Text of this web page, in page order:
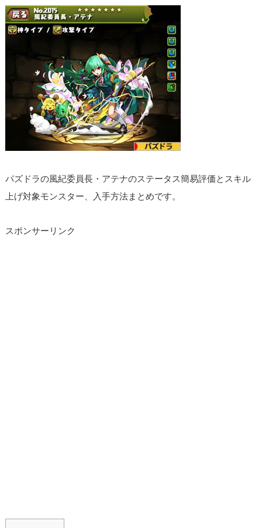
パズドラの風紀委員長・アテナのステータス簡易評価とスキル
上げ対象モンスター、入手方法まとめです。
スポンサーリンク